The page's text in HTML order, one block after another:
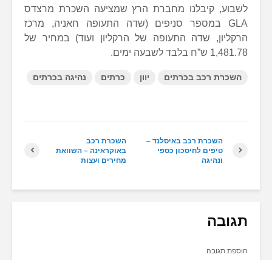
לשבוע, קיבלנו מחברת הרץ שמציעה השכרת מרצדס
GLA במספר סניפים (שדה התעופה חאניה, מרכז
הרקליון, שדה התעופה של הרקליון ועוד) במחיר של
1,481.78 ש”ח בלבד לשבעה ימים.
השכרת רכב בכרתים יוון כרתים נהיגה בכרתים
השכרת רכב
באוקראינה – השוואת
מחירים ועצות
השכרת רכב באיסלנד –
טיפים לחיסכון כספי
ונהיגה
תגובה
הוספת תגובה